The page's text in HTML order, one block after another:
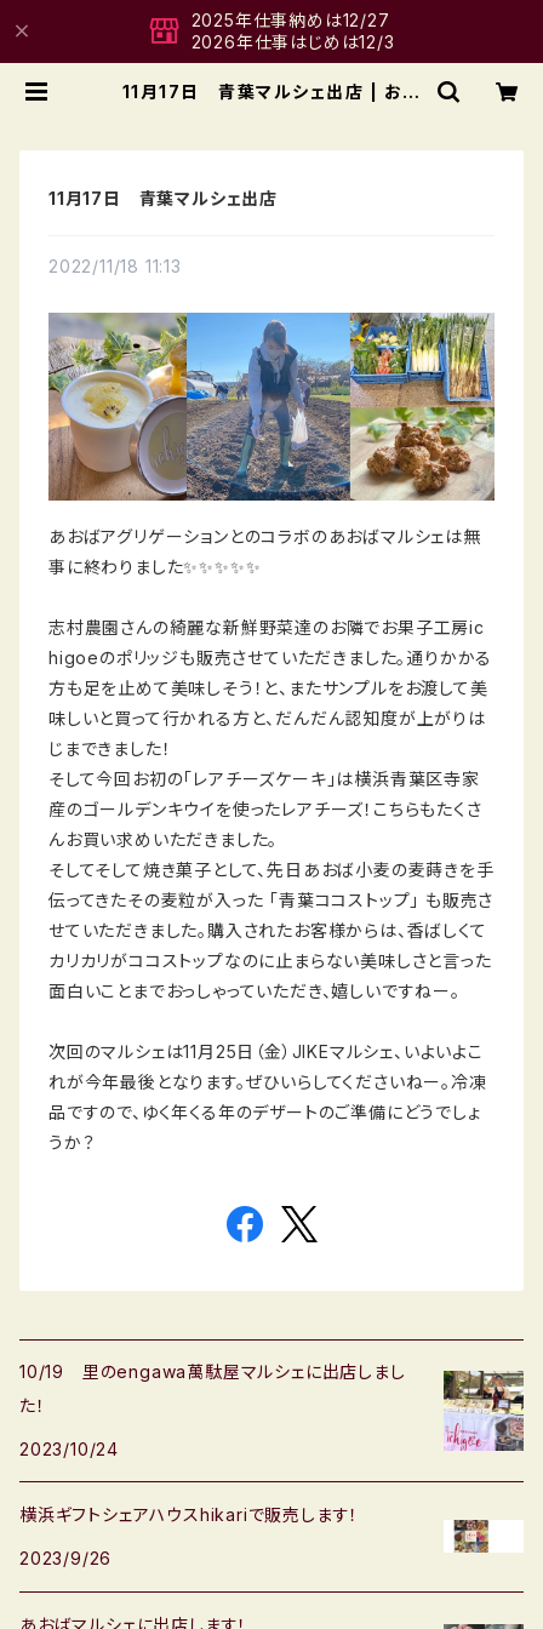
2025年仕事納めは12/27
2026年仕事はじめは12/3
11月17日 青葉マルシェ出店 | お果
11月17日 青葉マルシェ出店
2022/11/18 11:13
あおばアグリゲーションとのコラボのあおばマルシェは無
事に終わりました✨✨✨✨✨
志村農園さんの綺麗な新鮮野菜達のお隣でお果子工房ic
higoeのポリッジも販売させていただきました。通りかかる
方も足を止めて美味しそう！と、またサンプルをお渡して美
味しいと買って行かれる方と、だんだん認知度が上がりは
じまできました！
そして今回お初の「レアチーズケーキ」は横浜青葉区寺家
産のゴールデンキウイを使ったレアチーズ！こちらもたくさ
んお買い求めいただきました。
そしてそして焼き菓子として、先日あおば小麦の麦蒔きを手
伝ってきたその麦粒が入った 「青葉ココストップ」 も販売さ
せていただきました。購入されたお客様からは、香ばしくて
カリカリがココストップなのに止まらない美味しさと言った
面白いことまでおっしゃっていただき、嬉しいですねー。
次回のマルシェは11月25日（金）JIKEマルシェ、いよいよこ
れが今年最後となります。ぜひいらしてくださいねー。冷凍
品ですので、ゆく年くる年のデザートのご準備にどうでしょ
うか？
10/19 里のengawa萬駄屋マルシェに出店しまし
た！
2023/10/24
横浜ギフトシェアハウスhikariで販売します！
2023/9/26
あおばマルシェに出店します！